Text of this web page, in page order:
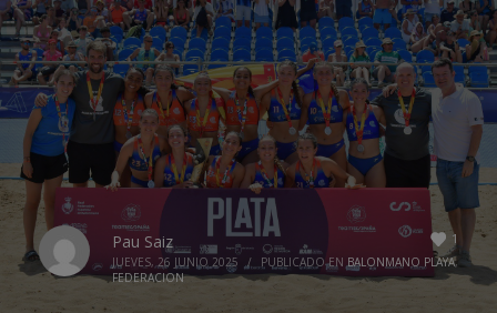
1
Pau Saiz
JUEVES, 26 JUNIO 2025 / PUBLICADO ENBALONMANO PLAYA,
FEDERACION